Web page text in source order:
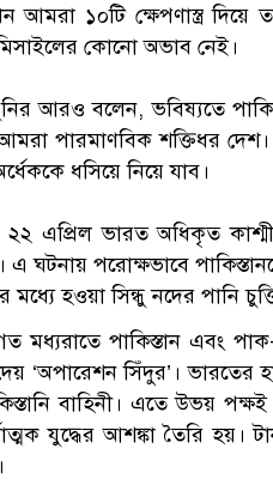
আমরা ১০টি ক্ষেপণাস্ত্র
কোনো অভাব নেই।
আরও বলেন, ভবিষ্যতে
পারমাণবিক শক্তিধর
ধসিয়ে নিয়ে যাব।
২২ এপ্রিল ভারত অধিকৃত
ঘটনায় পরোক্ষভাবে
মধ্যে হওয়া সিন্ধু নদের পানি
মধ্যরাতে পাকিস্তান এবং
‘অপারেশন সিঁদুর’। ভারতের
বাহিনী। এতে উভয় পক্ষই
যুদ্ধের আশঙ্কা তৈরি হয়।